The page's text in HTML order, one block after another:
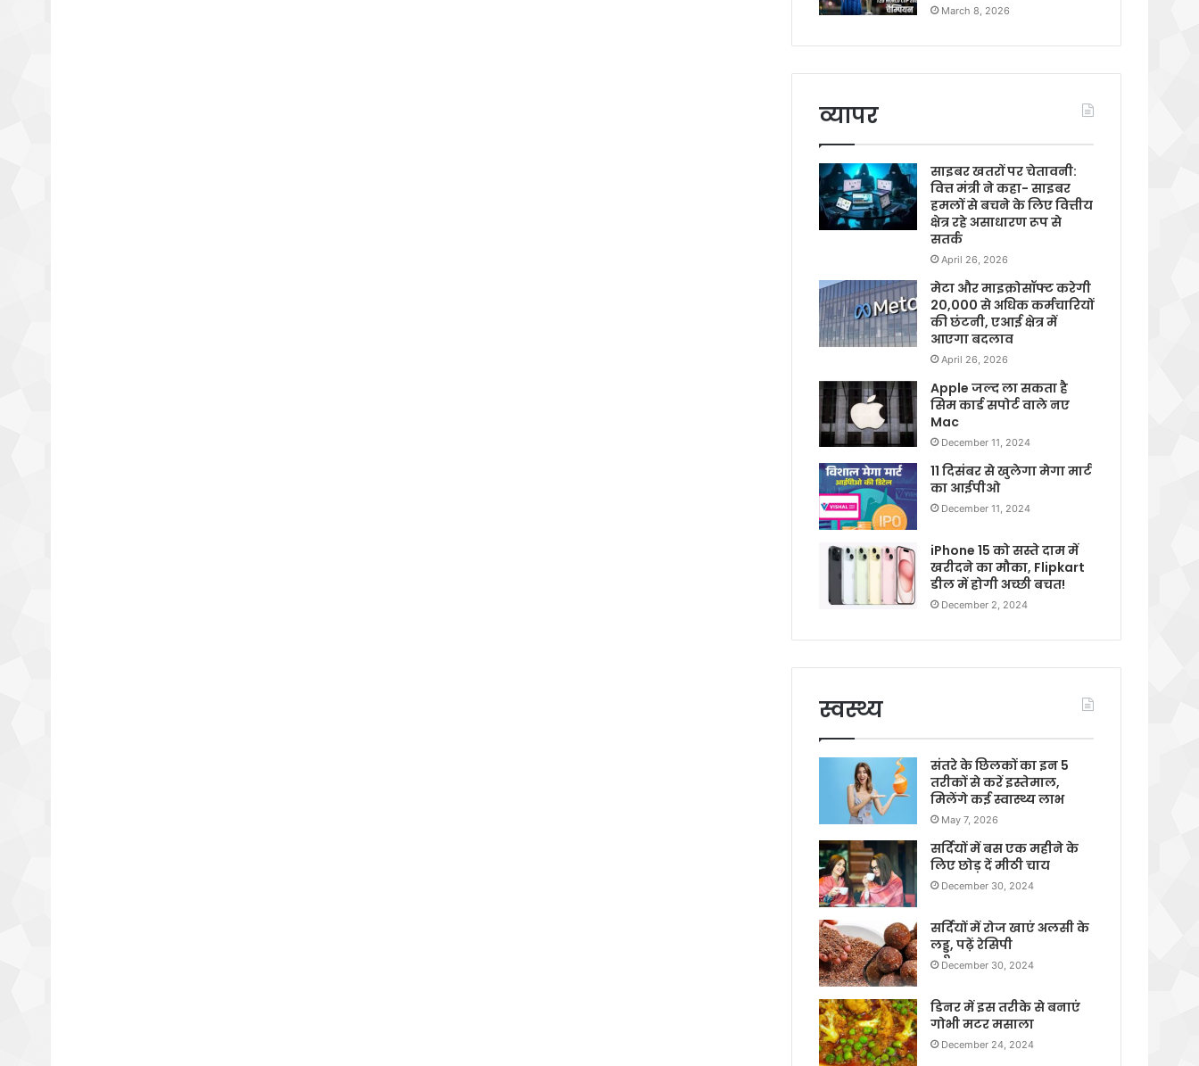
March 8, 2026
व्यापर
साइबर खतरों पर चेतावनी:
वित्त मंत्री ने कहा- साइबर
हमलों से बचने के लिए वित्तीय
क्षेत्र रहे असाधारण रूप से
सतर्क
April 26, 2026
मेटा और माइक्रोसॉफ्ट करेगी
20,000 से अधिक कर्मचारियों
की छंटनी, एआई क्षेत्र में
आएगा बदलाव
April 26, 2026
Apple जल्द ला सकता है
सिम कार्ड सपोर्ट वाले नए
Mac
December 11, 2024
11 दिसंबर से खुलेगा मेगा मार्ट
का आईपीओ
December 11, 2024
iPhone 15 को सस्ते दाम में
खरीदने का मौका, Flipkart
डील में होगी अच्छी बचत!
December 2, 2024
स्वस्थ्य
संतरे के छिलकों का इन 5
तरीकों से करें इस्तेमाल,
मिलेंगे कई स्वास्थ्य लाभ
May 7, 2026
सर्दियों में बस एक महीने के
लिए छोड़ दें मीठी चाय
December 30, 2024
सर्दियों में रोज खाएं अलसी के
लड्डू, पढ़ें रेसिपी
December 30, 2024
डिनर में इस तरीके से बनाएं
गोभी मटर मसाला
December 24, 2024